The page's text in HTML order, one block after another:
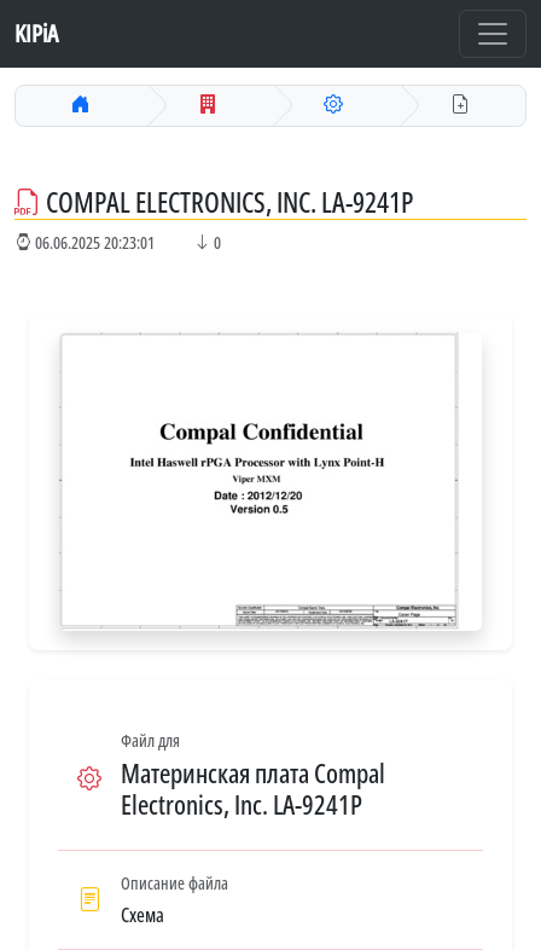
KIPiA
COMPAL ELECTRONICS, INC. LA-9241P
06.06.2025 20:23:01 0
Файл для
Материнская плата Compal
Electronics, Inc. LA-9241P
Описание файла
Схема